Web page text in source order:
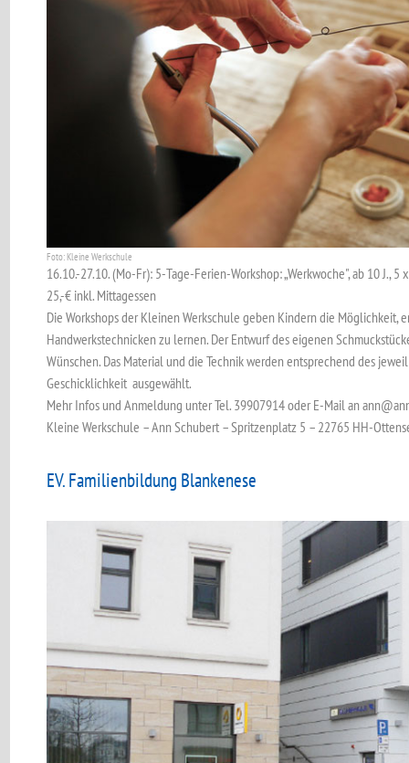
Foto: Kleine Werkschule
16.10.-27.10. (Mo-Fr): 5-Tage-Ferien-Workshop: „Werkwoche", ab 10 J.,
25,-€ inkl. Mittagessen
Die Workshops der Kleinen Werkschule geben Kindern die Möglichkeit,
Handwerkstechnicken zu lernen. Der Entwurf des eigenen
Wünschen. Das Material und die Technik werden entsprechend des
Geschicklichkeit ausgewählt.
Mehr Infos und Anmeldung unter Tel. 39907914 oder E-Mail an
Kleine Werkschule – Ann Schubert – Spritzenplatz 5 – 22765 HH-
EV. Familienbildung Blankenese